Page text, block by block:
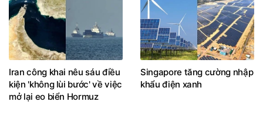
Iran công khai nêu sáu điều
kiện 'không lùi bước' về việc
mở lại eo biển Hormuz
Singapore tăng cường nhập
khẩu điện xanh